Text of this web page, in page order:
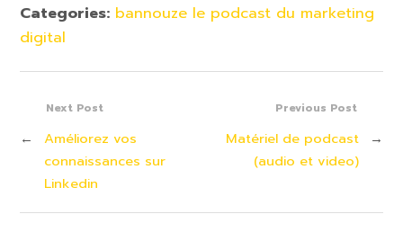
Categories: bannouze le podcast du marketing
digital
Previous Post
Matériel de podcast
(audio et video)
→
Next Post
←
Améliorez vos
connaissances sur
Linkedin